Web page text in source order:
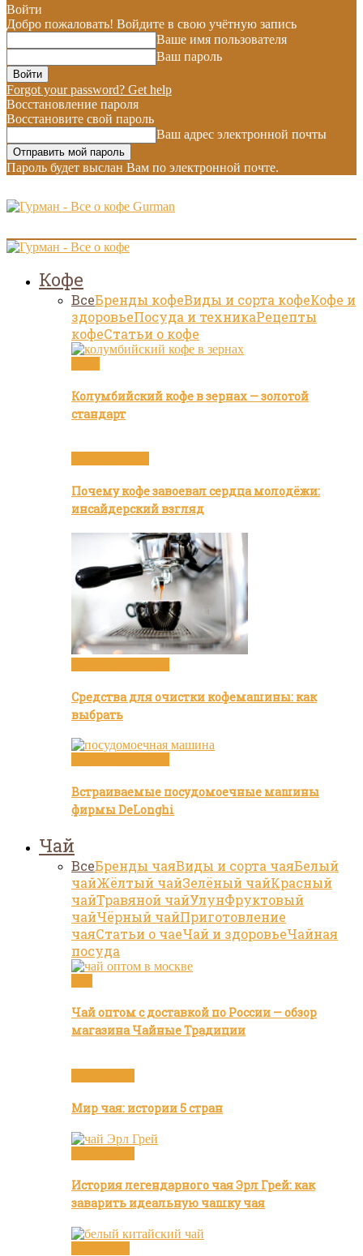
Войти
Добро пожаловать! Войдите в свою учётную запись
Ваше имя пользователя
Ваш пароль
Forgot your password? Get help
Восстановление пароля
Восстановите свой пароль
Ваш адрес электронной почты
Пароль будет выслан Вам по электронной почте.
Gurman
Кофе
ВсеБренды кофеВиды и сорта кофеКофе и
здоровьеПосуда и техникаРецепты
кофеСтатьи о кофе
Колумбийский кофе в зернах — золотой
стандарт
Почему кофе завоевал сердца молодёжи:
инсайдерский взгляд
Средства для очистки кофемашины: как
выбрать
Встраиваемые посудомоечные машины
фирмы DeLonghi
Чай
ВсеБренды чаяВиды и сорта чаяБелый
чайЖёлтый чайЗелёный чайКрасный
чайТравяной чайУлунФруктовый
чайЧёрный чайПриготовление
чаяСтатьи о чаеЧай и здоровьеЧайная
посуда
Чай оптом с доставкой по России — обзор
магазина Чайные Традиции
Мир чая: истории 5 стран
История легендарного чая Эрл Грей: как
заварить идеальную чашку чая